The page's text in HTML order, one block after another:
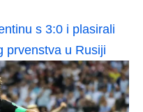
s 3:0 i plasirali
prvenstva u Rusiji